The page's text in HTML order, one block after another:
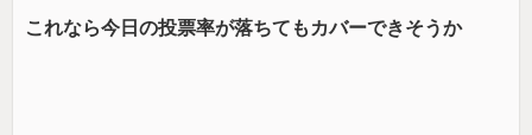
これなら今日の投票率が落ちてもカバーできそうか